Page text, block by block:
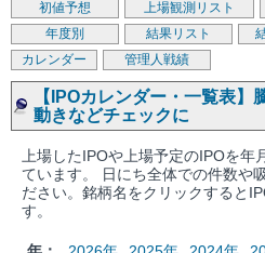
初値予想
上場観測リスト
年度別
結果リスト
カレンダー
管理人戦績
【IPOカレンダー・一覧表
動きなどチェックに
上場したIPOや上場予定のIPOを年
ています。 日にち全体での件数や
ださい。銘柄名をクリックすると
す。